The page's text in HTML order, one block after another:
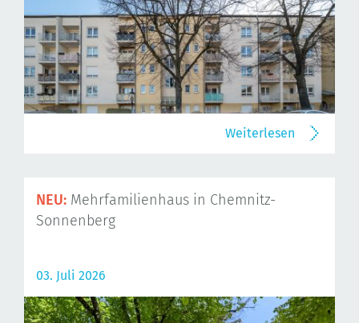
Weiterlesen
NEU: Mehrfamilienhaus in Chemnitz-
Sonnenberg
03. Juli 2026